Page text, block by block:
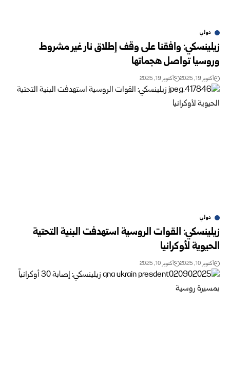
دولي
زيلينسكي: وافقنا على وقف إطلاق نار غير مشروط
وروسيا تواصل هجماتها
أكتوبر 19, 2025 أكتوبر 19, 2025
دولي
زيلينسكي: القوات الروسية استهدفت البنية التحتية
الحيوية لأوكرانيا
أكتوبر 10, 2025 أكتوبر 10, 2025